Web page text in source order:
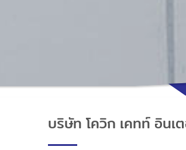
บริษัท โควิก เคทท์ อินเ